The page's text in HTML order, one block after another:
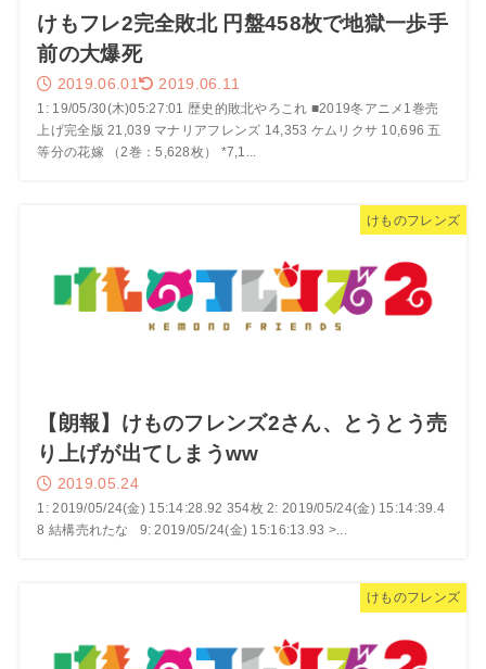
けもフレ2完全敗北 円盤458枚で地獄一歩手
前の大爆死
2019.06.01 2019.06.11
1: 19/05/30(木)05:27:01 歴史的敗北やろこれ ■2019冬アニメ1巻売
上げ完全版 21,039 マナリアフレンズ 14,353 ケムリクサ 10,696 五
等分の花嫁 （2巻：5,628枚） *7,1...
けものフレンズ
【朗報】けものフレンズ2さん、とうとう売
り上げが出てしまうww
2019.05.24
1: 2019/05/24(金) 15:14:28.92 354枚 2: 2019/05/24(金) 15:14:39.4
8 結構売れたな 9: 2019/05/24(金) 15:16:13.93 >...
けものフレンズ